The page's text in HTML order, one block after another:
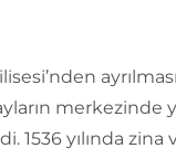
merkezinde
1536 yılında zina